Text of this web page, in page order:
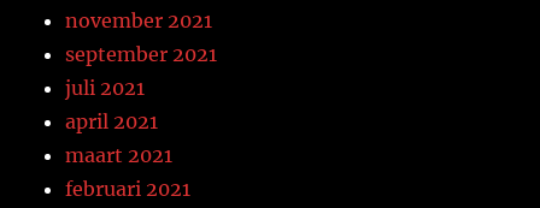
november 2021
september 2021
juli 2021
april 2021
maart 2021
februari 2021